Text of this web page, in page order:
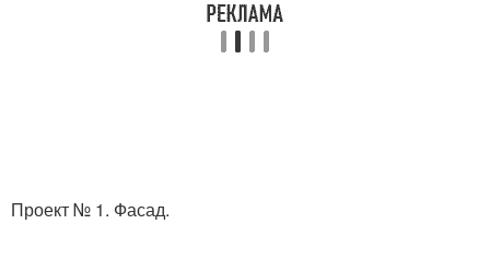
Проект № 1. Фасад.